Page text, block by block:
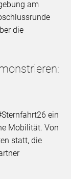
am
die
ein
Mobilität. Von
statt, die